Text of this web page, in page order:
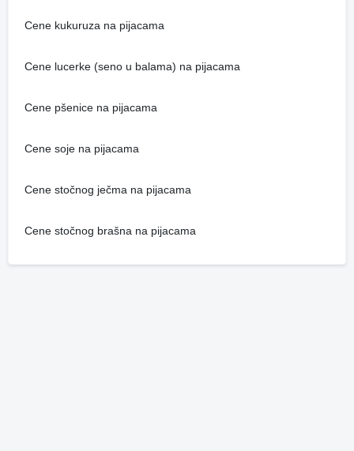
Cene kukuruza na pijacama
Cene lucerke (seno u balama) na pijacama
Cene pšenice na pijacama
Cene soje na pijacama
Cene stočnog ječma na pijacama
Cene stočnog brašna na pijacama